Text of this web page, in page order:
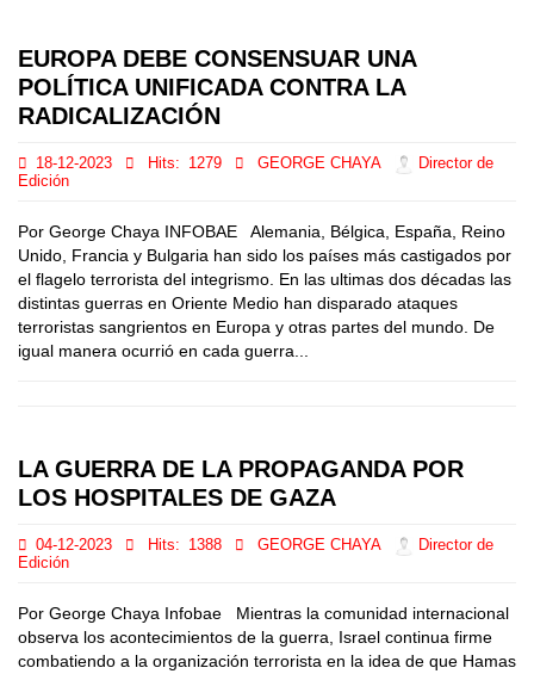
EUROPA DEBE CONSENSUAR UNA
POLÍTICA UNIFICADA CONTRA LA
RADICALIZACIÓN
18-12-2023 Hits: 1279 GEORGE CHAYA
Director de
Edición
Por George Chaya INFOBAE Alemania, Bélgica, España, Reino
Unido, Francia y Bulgaria han sido los países más castigados por
el flagelo terrorista del integrismo. En las ultimas dos décadas las
distintas guerras en Oriente Medio han disparado ataques
terroristas sangrientos en Europa y otras partes del mundo. De
igual manera ocurrió en cada guerra...
LA GUERRA DE LA PROPAGANDA POR
LOS HOSPITALES DE GAZA
04-12-2023 Hits: 1388 GEORGE CHAYA
Director de
Edición
Por George Chaya Infobae Mientras la comunidad internacional
observa los acontecimientos de la guerra, Israel continua firme
combatiendo a la organización terrorista en la idea de que Hamas